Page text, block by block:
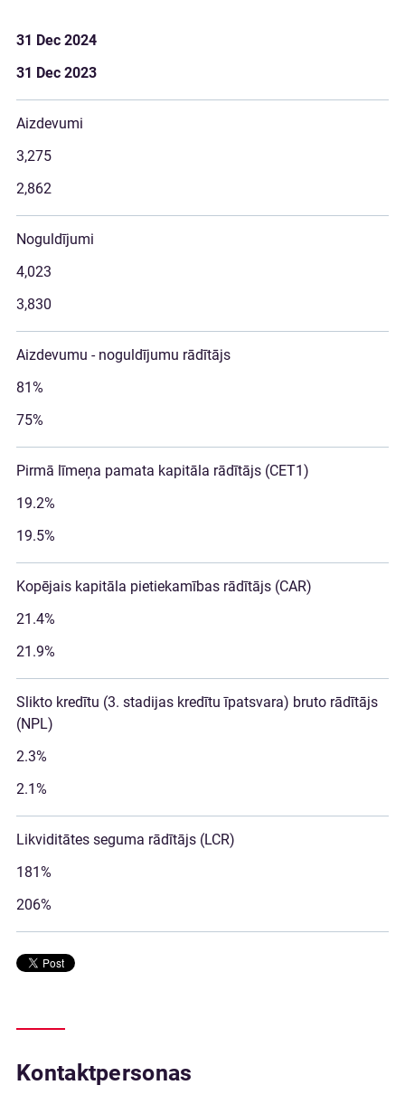
31 Dec 2024
31 Dec 2023
Aizdevumi
3,275
2,862
Noguldījumi
4,023
3,830
Aizdevumu - noguldījumu rādītājs
81%
75%
Pirmā līmeņa pamata kapitāla rādītājs (CET1)
19.2%
19.5%
Kopējais kapitāla pietiekamības rādītājs (CAR)
21.4%
21.9%
Slikto kredītu (3. stadijas kredītu īpatsvara) bruto rādītājs
(NPL)
2.3%
2.1%
Likviditātes seguma rādītājs (LCR)
181%
206%
Kontaktpersonas